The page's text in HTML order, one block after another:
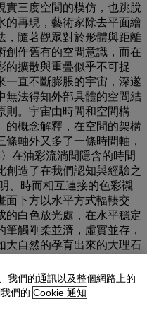
實三度空間的模仿，也跳脫
的再現，藝術家除去平面繪
，隨著觀眾對於形體與距離
創作舊有的空間意識，而在
的擴散與重疊似乎不可捉
一直不斷膨脹的宇宙，深遂
無法得知外部具體的空間結
則。宇宙由時間和空間構
的概念解釋，在空間的架構
條軸外又多了一條時間軸，
在油彩流淌間隱含的時間
創造了在我們認知與經驗之
、時而相互連接的色彩襯
面下方以水平方式輻輳交
的白色放光處，在水平穩定
觸剛柔並濟，虛實並存，
大自然的孕育出來的大理石
但卻從中國古代山水畫尋出
然的直觀，以視點的自由變
我們的通訊以及整個網路上的
們的 Cookie 通知